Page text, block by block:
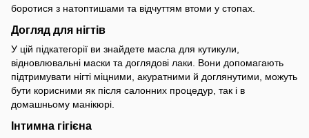
боротися з натоптишами та відчуттям втоми у стопах.
Догляд для нігтів
У цій підкатегорії ви знайдете масла для кутикули,
відновлювальні маски та доглядові лаки. Вони допомагають
підтримувати нігті міцними, акуратними й доглянутими, можуть
бути корисними як після салонних процедур, так і в
домашньому манікюрі.
Інтимна гігієна